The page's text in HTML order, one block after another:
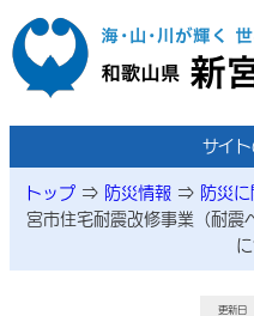
本文へ移動
サイ
トップ⇒ 防災情報⇒ 防災
宮市住宅耐震改修事業（耐震
更新日